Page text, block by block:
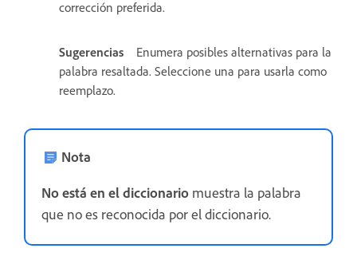
corrección preferida.
Sugerencias
Enumera posibles alternativas para la
palabra resaltada. Seleccione una para usarla como
reemplazo.
Nota
No está en el diccionario muestra la palabra
que no es reconocida por el diccionario.